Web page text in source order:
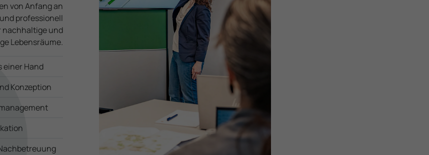
von Anfang an
professionell
nach­haltige und
Lebensräume.
einer Hand
Konzeption